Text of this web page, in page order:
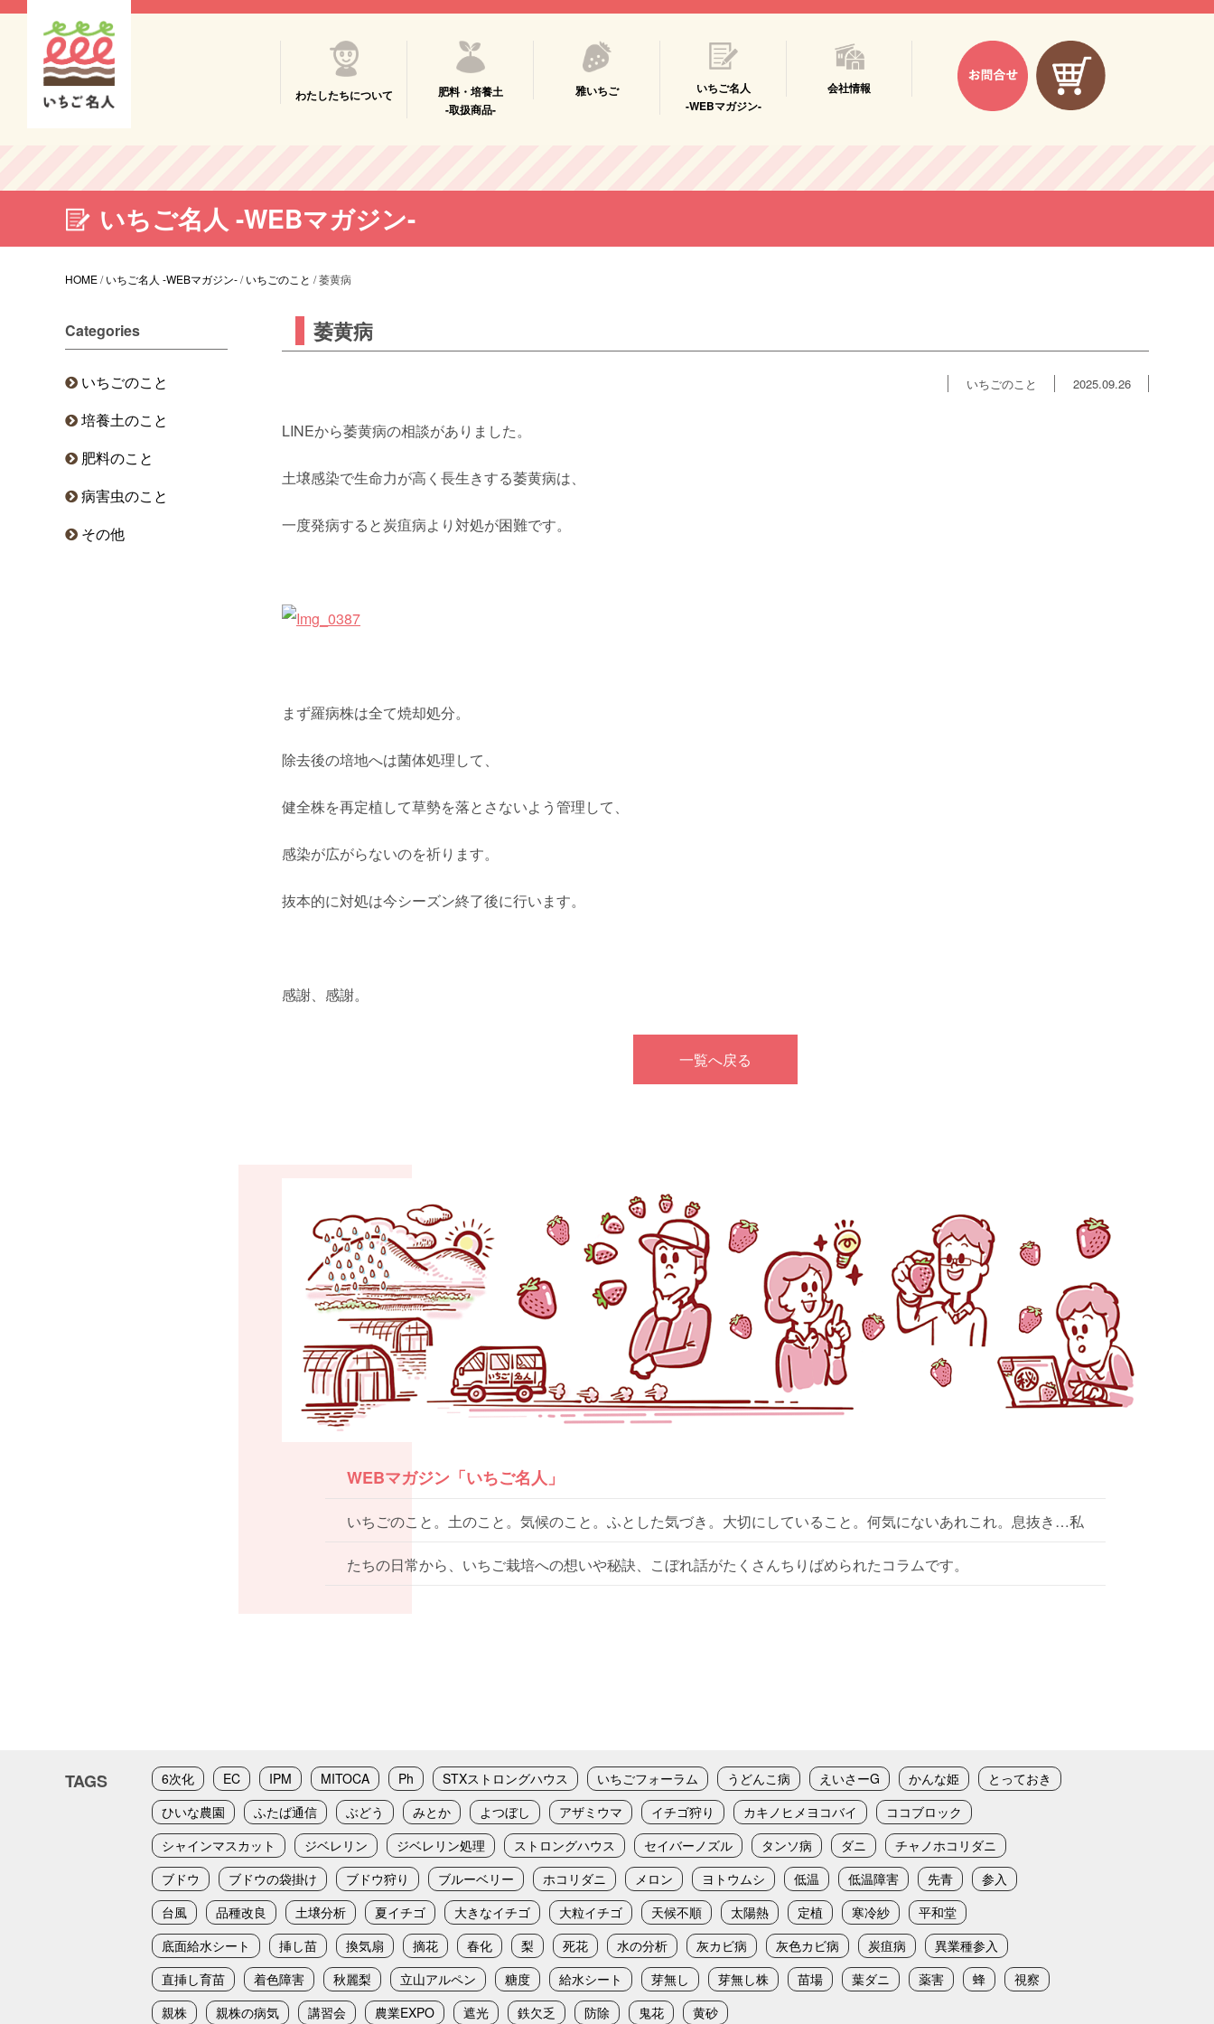
わたしたちについて
肥料・培養土
-取扱商品-
雅いちご
いちご名人
-WEBマガジン-
会社情報
いちご名人 -WEBマガジン-
HOME/いちご名人 -WEBマガジン-/いちごのこと /萎黄病
萎黄病
いちごのこと 2025.09.26
LINEから萎黄病の相談がありました。
土壌感染で生命力が高く長生きする萎黄病は、
一度発病すると炭疽病より対処が困難です。
まず羅病株は全て焼却処分。
除去後の培地へは菌体処理して、
健全株を再定植して草勢を落とさないよう管理して、
感染が広がらないのを祈ります。
抜本的に対処は今シーズン終了後に行います。
感謝、感謝。
一覧へ戻る
Categories
いちごのこと
培養土のこと
肥料のこと
病害虫のこと
その他
WEBマガジン「いちご名人」
いちごのこと。土のこと。気候のこと。ふとした気づき。大切にしていること。何気にないあれこれ。息抜き…私
たちの日常から、いちご栽培への想いや秘訣、こぼれ話がたくさんちりばめられたコラムです。
TAGS 6次化 EC IPM MITOCA Ph STXストロングハウス いちごフォーラム うどんこ病 えいさーG かんな姫
とっておき
ひいな農園
ふたば通信 ぶどう みとか よつぼし アザミウマ イチゴ狩り カキノヒメヨコバイ
ココブロック
シャインマスカット
ジベレリン ジベレリン処理 ストロングハウス セイバーノズル タンソ病 ダニ
チャノホコリダニ
ブドウ
ブドウの袋掛け ブドウ狩り ブルーベリー ホコリダニ メロン ヨトウムシ 低温 低温障害 先青
参入
台風
品種改良 土壌分析 夏イチゴ 大きなイチゴ 大粒イチゴ 天候不順 太陽熱 定植 寒冷紗
平和堂
底面給水シート
挿し苗 換気扇 摘花 春化 梨 死花 水の分析 灰カビ病 灰色カビ病 炭疽病
異業種参入
直挿し育苗
着色障害 秋麗梨 立山アルペン 糖度 給水シート 芽無し 芽無し株 苗場 葉ダニ 薬害 蜂
視察
親株
親株の病気 講習会 農業EXPO 遮光 鉄欠乏 防除 鬼花 黄砂